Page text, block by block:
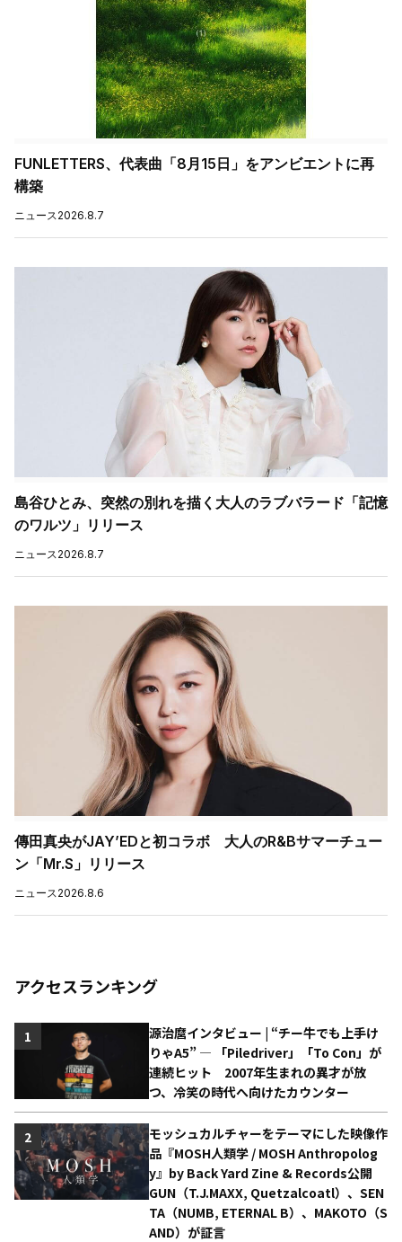
FUNLETTERS、代表曲「8月15日」をアンビエントに再
構築
ニュース2026.8.7
島谷ひとみ、突然の別れを描く大人のラブバラード「記憶
のワルツ」リリース
ニュース2026.8.7
傳田真央がJAY’EDと初コラボ 大人のR&Bサマーチュー
ン「Mr.S」リリース
ニュース2026.8.6
アクセスランキング
源治麿インタビュー | “チー牛でも上手け
りゃA5” ― 「Piledriver」「To Con」が
連続ヒット 2007年生まれの異才が放
つ、冷笑の時代へ向けたカウンター
1
モッシュカルチャーをテーマにした映像作
品『MOSH人類学 / MOSH Anthropolog
y』by Back Yard Zine & Records公開
GUN（T.J.MAXX, Quetzalcoatl）、SEN
TA（NUMB, ETERNAL B）、MAKOTO（S
AND）が証言
2